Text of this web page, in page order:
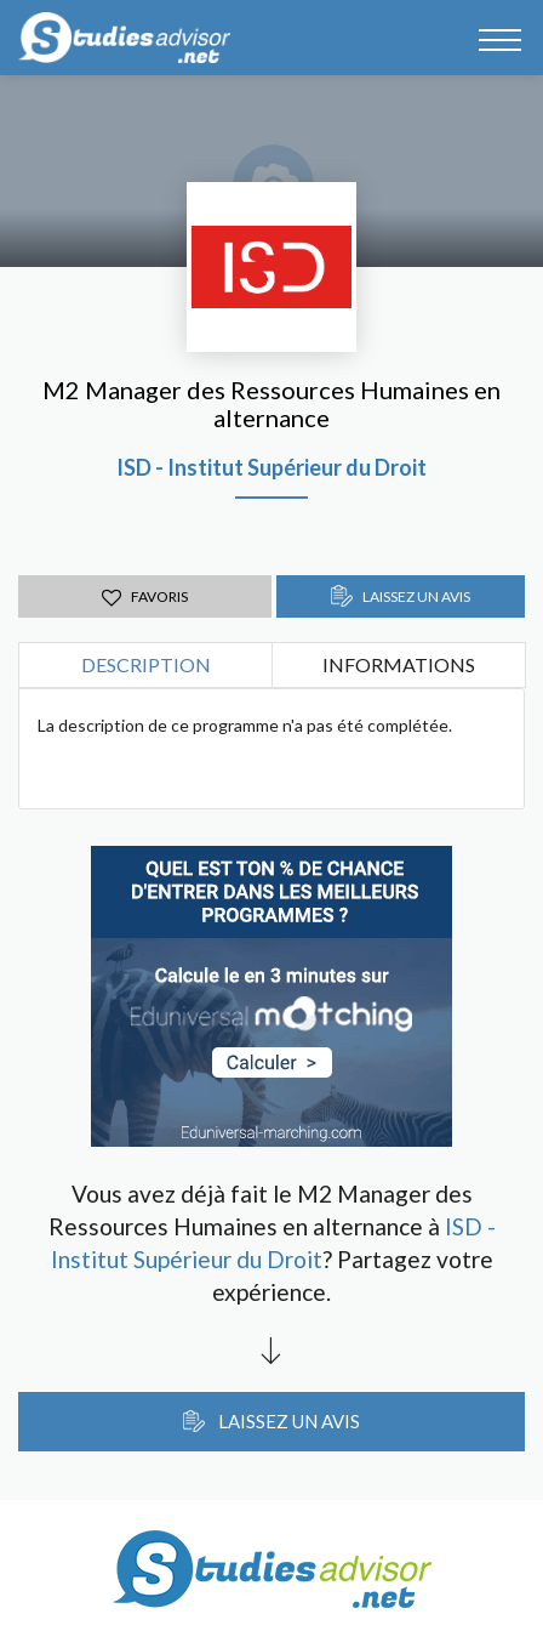
M2 Manager des Ressources Humaines en
alternance
ISD - Institut Supérieur du Droit
FAVORIS LAISSEZ UN AVIS
DESCRIPTION INFORMATIONS
La description de ce programme n'a pas été complétée.
Vous avez déjà fait le M2 Manager des
Ressources Humaines en alternance à ISD -
Institut Supérieur du Droit? Partagez votre
expérience.
LAISSEZ UN AVIS